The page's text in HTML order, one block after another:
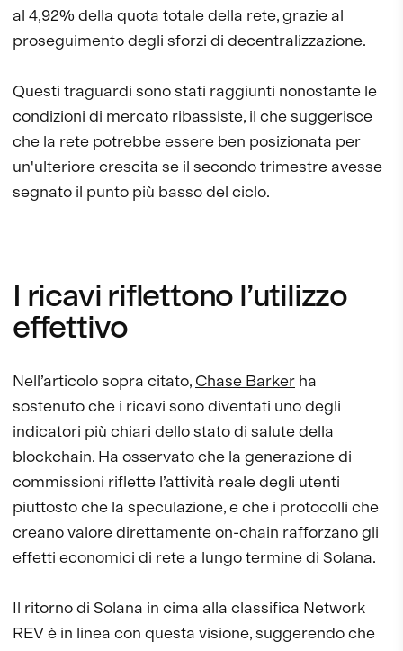
al 4,92% della quota totale della rete, grazie al
proseguimento degli sforzi di decentralizzazione.
Questi traguardi sono stati raggiunti nonostante le
condizioni di mercato ribassiste, il che suggerisce
che la rete potrebbe essere ben posizionata per
un'ulteriore crescita se il secondo trimestre avesse
segnato il punto più basso del ciclo.
I ricavi riflettono l’utilizzo
effettivo
Nell’articolo sopra citato, Chase Barker ha
sostenuto che i ricavi sono diventati uno degli
indicatori più chiari dello stato di salute della
blockchain. Ha osservato che la generazione di
commissioni riflette l’attività reale degli utenti
piuttosto che la speculazione, e che i protocolli che
creano valore direttamente on-chain rafforzano gli
effetti economici di rete a lungo termine di Solana.
Il ritorno di Solana in cima alla classifica Network
REV è in linea con questa visione, suggerendo che